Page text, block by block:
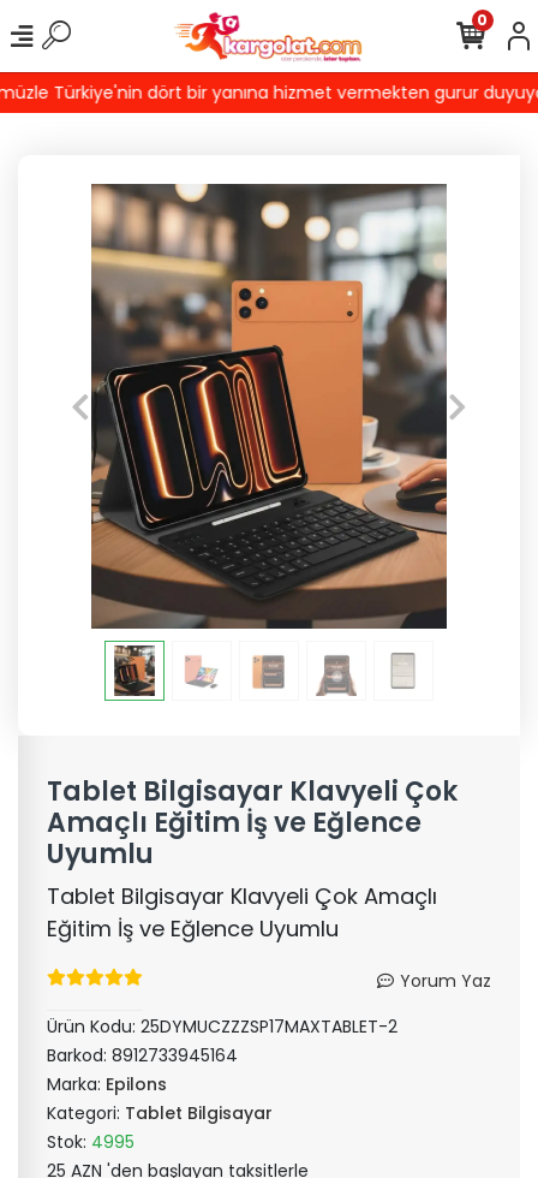
Türkiye'nin dört bir yanına hizmet vermekten gurur
0
Tablet Bilgisayar Klavyeli Çok
Amaçlı Eğitim İş ve Eğlence
Uyumlu
Tablet Bilgisayar Klavyeli Çok Amaçlı
Eğitim İş ve Eğlence Uyumlu
Yorum Yaz
Ürün Kodu: 25DYMUCZZZSP17MAXTABLET-2
Barkod: 8912733945164
Marka: Epilons
Kategori: Tablet Bilgisayar
Stok: 4995
25 AZN 'den başlayan taksitlerle